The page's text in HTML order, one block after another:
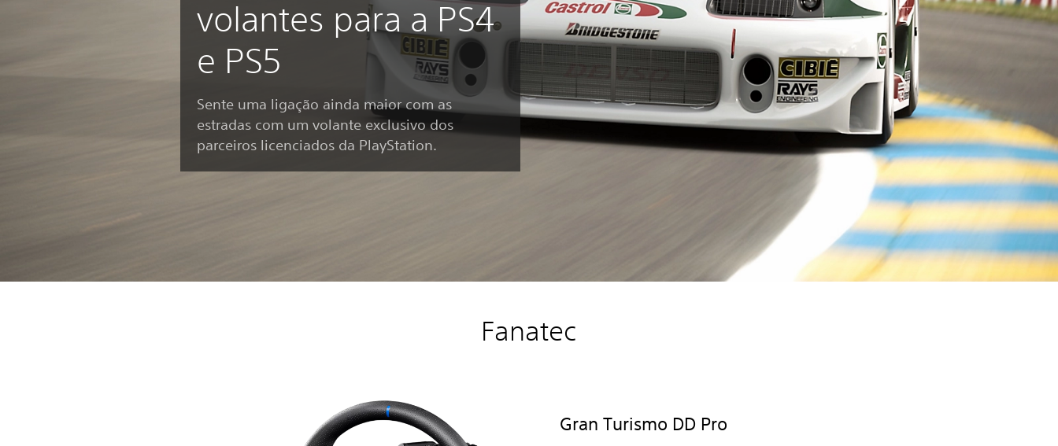
volantes para a PS4
e PS5
Sente uma ligação ainda maior com as
estradas com um volante exclusivo dos
parceiros licenciados da PlayStation.
Fanatec
Gran Turismo DD Pro